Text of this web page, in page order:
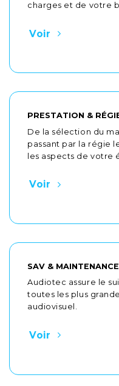
charges et de votre
Voir
PRESTATION &
De la sélection du
passant par la régie
les aspects de votre
Voir
SAV & MAINTENANCE
Audiotec assure le
toutes les plus
audiovisuel.
Voir